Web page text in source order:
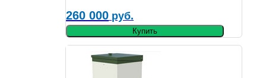
260 000 руб.
Купить